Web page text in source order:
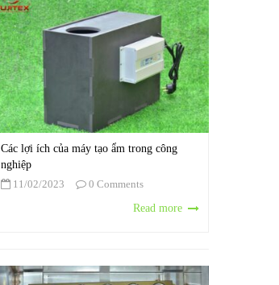
Các lợi ích của máy tạo ẩm trong công
nghiệp
11/02/2023
0 Comments
Read more